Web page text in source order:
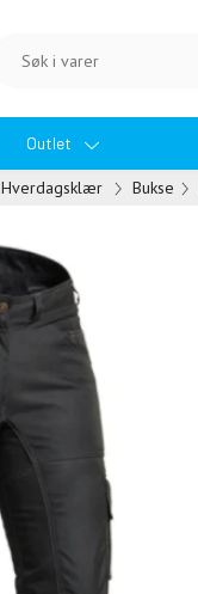
Outlet
Hverdagsklær Bukse